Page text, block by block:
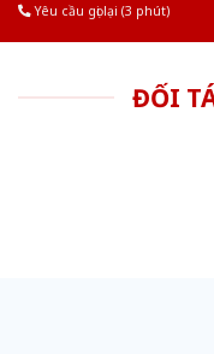
Yêu cầu gọi lại (3 phút)
ĐỐI